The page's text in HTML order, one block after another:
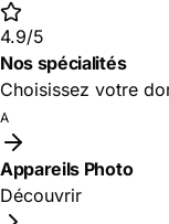
4.9/5
Nos spécialités
Choisissez votre
A
Appareils Photo
Découvrir